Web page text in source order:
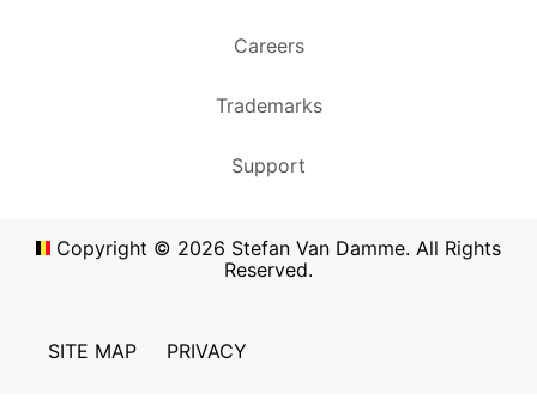
Careers
Trademarks
Support
Copyright © 2026 Stefan Van Damme. All Rights
Reserved.
SITE MAP PRIVACY